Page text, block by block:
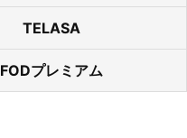
TELASA
FODプレミアム